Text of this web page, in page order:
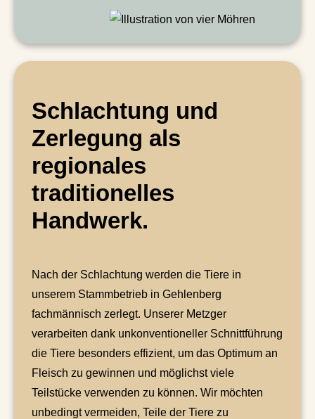
Schlachtung und
Zerlegung als
regionales
traditionelles
Handwerk.
Nach der Schlachtung werden die Tiere in
unserem Stammbetrieb in Gehlenberg
fachmännisch zerlegt. Unserer Metzger
verarbeiten dank unkonventioneller Schnittführung
die Tiere besonders effizient, um das Optimum an
Fleisch zu gewinnen und möglichst viele
Teilstücke verwenden zu können. Wir möchten
unbedingt vermeiden, Teile der Tiere zu